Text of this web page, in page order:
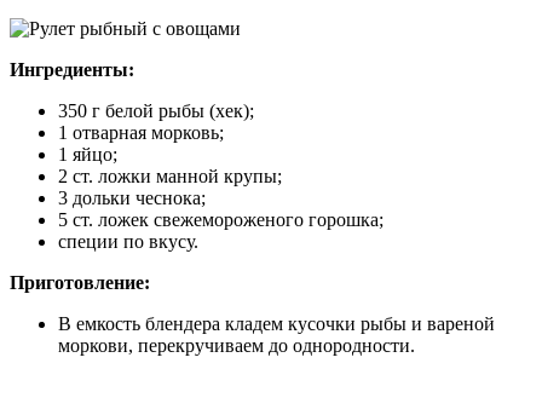
Ингредиенты:
350 г белой рыбы (хек);
1 отварная морковь;
1 яйцо;
2 ст. ложки манной крупы;
3 дольки чеснока;
5 ст. ложек свежемороженого горошка;
специи по вкусу.
Приготовление:
В емкость блендера кладем кусочки рыбы и вареной
моркови, перекручиваем до однородности.